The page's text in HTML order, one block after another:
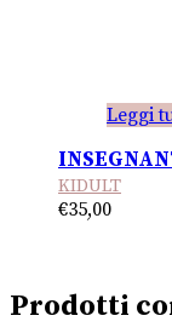
Leggi
KIDULT
€35,00
Prodotti